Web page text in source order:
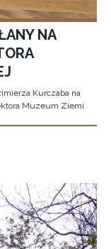
NA
Kurczaba na
Muzeum Ziemi